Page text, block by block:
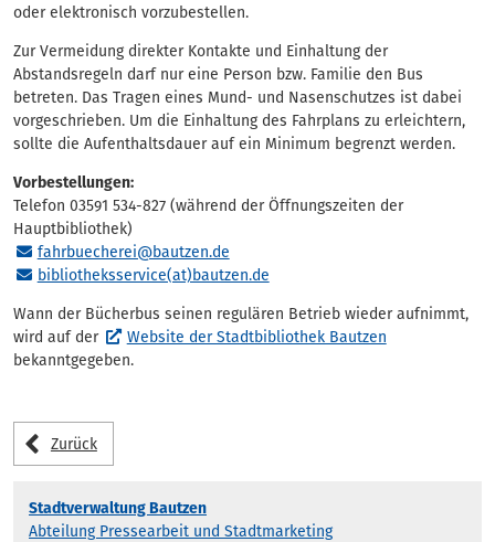
oder elektronisch vorzubestellen.
Zur Vermeidung direkter Kontakte und Einhaltung der
Abstandsregeln darf nur eine Person bzw. Familie den Bus
betreten. Das Tragen eines Mund- und Nasenschutzes ist dabei
vorgeschrieben. Um die Einhaltung des Fahrplans zu erleichtern,
sollte die Aufenthaltsdauer auf ein Minimum begrenzt werden.
Vorbestellungen:
Telefon 03591 534-827 (während der Öffnungszeiten der
Hauptbibliothek)
fahrbuecherei@bautzen.de
bibliotheksservice(at)bautzen.de
Wann der Bücherbus seinen regulären Betrieb wieder aufnimmt,
wird auf der
Website der Stadtbibliothek Bautzen
bekanntgegeben.
Zurück
Stadtverwaltung Bautzen
Abteilung Pressearbeit und Stadtmarketing